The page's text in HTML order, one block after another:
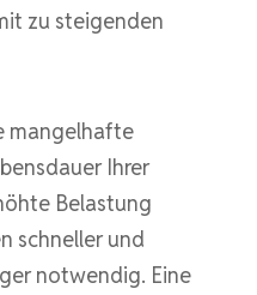
zu steigenden
mangelhafte
Ihrer
Belastung
schneller und
notwendig. Eine